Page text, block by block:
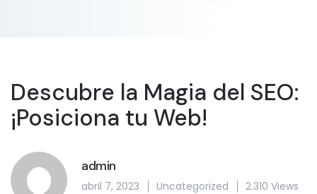
Descubre la Magia del SEO:
¡Posiciona tu Web!
admin
abril 7, 2023 Uncategorized 2.310 Views